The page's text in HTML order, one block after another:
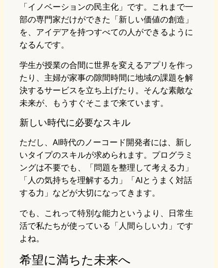
「イノベーションの民主化」です。これまで一
部の専門家だけができた「新しい価値の創造」
を、アイデアを持つすべての人ができるように
なるんです。
学生が授業の合間に世界を変えるアプリを作っ
たり、主婦が家事の隙間時間に地域の課題を解
決するサービスを立ち上げたり。そんな素敵な
未来が、もうすぐそこまで来ています。
新しい時代に必要なスキル
ただし、AI時代のノーコード開発者には、新し
いタイプのスキルが求められます。プログラミ
ングは不要でも、「問題を整理して考える力」
「人の気持ちを理解する力」「AIとうまく対話
する力」などが大切になってきます。
でも、これって特別な能力というより、日常生
活で私たちが使っている「人間らしい力」です
よね。
希望に満ちた未来へ